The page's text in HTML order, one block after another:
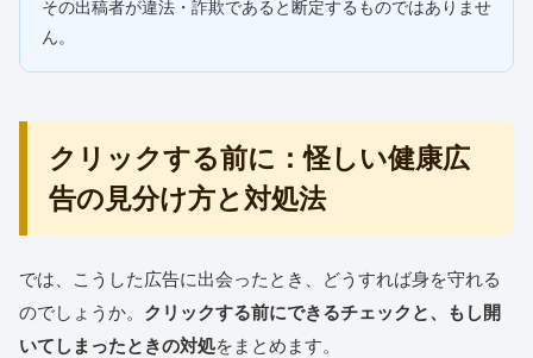
その出稿者が違法・詐欺であると断定するものではありませ
ん。
クリックする前に：怪しい健康広
告の見分け方と対処法
では、こうした広告に出会ったとき、どうすれば身を守れる
のでしょうか。 クリックする前にできるチェックと、もし開
いてしまったときの対処をまとめます。